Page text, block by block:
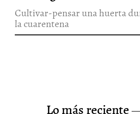
Cultivar-pensar una huerta
la cuarentena
lo más reciente